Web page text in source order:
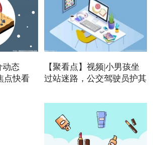
动态
点快看
【聚看点】视频|小男孩坐
过站迷路，公交驾驶员护其